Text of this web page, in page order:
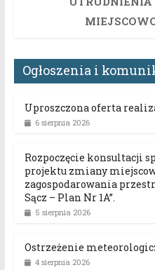
Ogłoszenia i
Uproszczona oferta
6 sierpnia 2026
Rozpoczęcie konsultacji
projektu zmiany
zagospodarowania
Sącz – Plan Nr 1A”.
5 sierpnia 2026
Ostrzeżenie
4 sierpnia 2026